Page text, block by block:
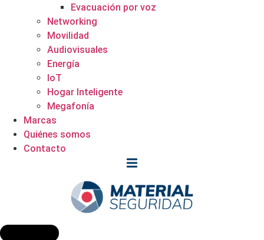
Evacuación por voz
Networking
Movilidad
Audiovisuales
Energía
IoT
Hogar Inteligente
Megafonía
Marcas
Quiénes somos
Contacto